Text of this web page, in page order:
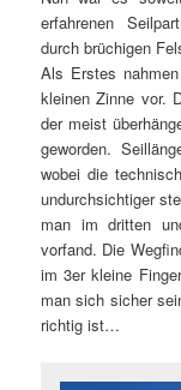
erfahrenen
durch brüchigen
Als Erstes
kleinen Zinne vor.
der meist
geworden.
wobei die
undurchsichtiger
man im dritten
vorfand. Die
im 3er kleine
man sich sicher
richtig ist…